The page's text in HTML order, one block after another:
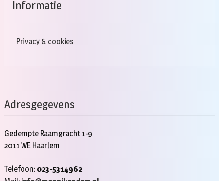
Informatie
Privacy & cookies
Adresgegevens
Gedempte Raamgracht 1-9
2011 WE Haarlem
Telefoon: 023-5314962